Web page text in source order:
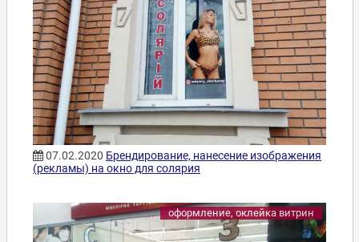
07.02.2020 Брендирование, нанесение изображения
(рекламы) на окно для солярия
оформление, оклейка витрин